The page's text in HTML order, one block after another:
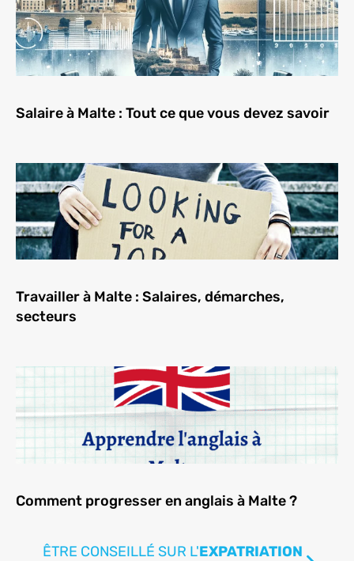
Salaire à Malte : Tout ce que vous devez savoir
Travailler à Malte : Salaires, démarches,
secteurs
Comment progresser en anglais à Malte ?
ÊTRE CONSEILLÉ SUR L'EXPATRIATION